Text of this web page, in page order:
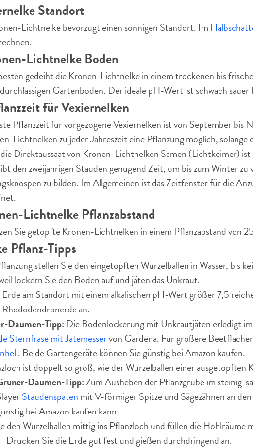
Standort
Lichtnelke bevorzugt einen sonnigen Standort. Im
Lichtnelke Boden
gedeiht die Kronen-Lichtnelke in einem trockenen bis
Gartenboden. Der ideale pH-Wert ist schwach
für Vexiernelken
Pflanzzeit für vorgezogene Vexiernelken ist von September bis
Lichtnelken zu jeder Jahreszeit eine Pflanzung möglich,
Direktaussaat von Kronen-Lichtnelken Samen (Lichtkeimer)
den zweijährigen Stauden genügend Zeit, um bis zum Winter
zu bilden. Im Allgemeinen ist das Zeitfenster für die
Lichtnelke Pflanzabstand
Sie getopfte Kronen-Lichtnelken in einem Pflanzabstand von
Pflanz-Tipps
stellen Sie den eingetopften Wurzelballen in Wasser, bis
lockern Sie den Boden auf und jäten das Unkraut.
Erde am Standort mit einem alkalischen pH-Wert größer 7,5
Rhododendronerde an.
Daumen-Tipp: Die Bodenlockerung mit Unkrautjäten erledigt
Sternfräse mit Jätemesservon Gardena. Für größere
. Beide Gartengeräte können Sie günstig bei Amazon kaufen.
ist doppelt so groß, wie der Wurzelballen einer
Daumen-Tipp:Zum Ausheben der Pflanzgrube im steinig-
Staudenspaten mit V-förmiger Spitze und Sägezähnen an
bei Amazon kaufen kann.
den Wurzelballen mittig ins Pflanzloch und füllen die Hohlräume
Drücken Sie die Erde gut fest und gießen durchdringend an.